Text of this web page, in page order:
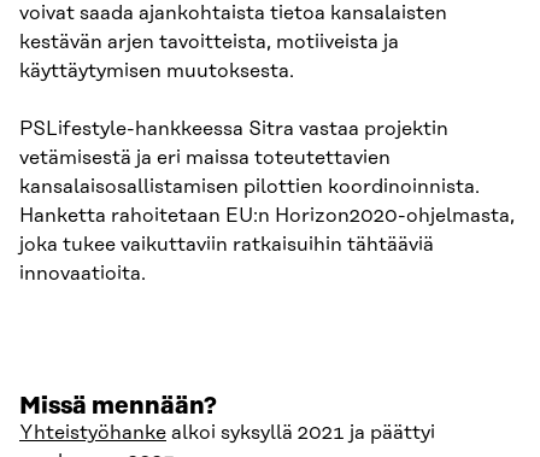
voivat saada ajankohtaista tietoa kansalaisten
kestävän arjen tavoitteista, motiiveista ja
käyttäytymisen muutoksesta.
PSLifestyle-hankkeessa Sitra vastaa projektin
vetämisestä ja eri maissa toteutettavien
kansalaisosallistamisen pilottien koordinoinnista.
Hanketta rahoitetaan EU:n Horizon2020-ohjelmasta,
joka tukee vaikuttaviin ratkaisuihin tähtääviä
innovaatioita.
Missä mennään?
Yhteistyöhanke alkoi syksyllä 2021 ja päättyi